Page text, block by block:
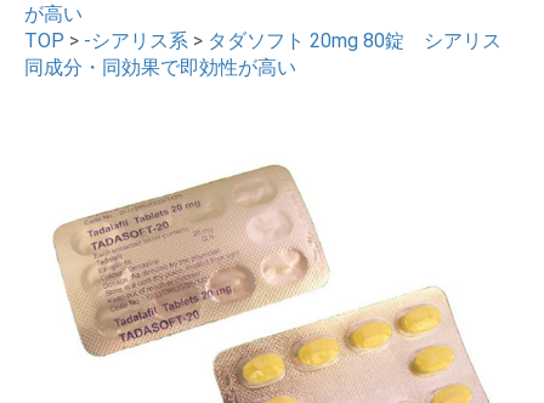
が高い
TOP > -シアリス系 > タダソフト 20mg 80錠 シアリス
同成分・同効果で即効性が高い